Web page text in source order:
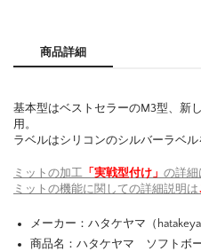
商品詳細
基本型はベストセラーのM3型、新
用。
ラベルはシリコンのシルバーラベル
ミットの加工 「実戦型付け」 の詳細
ミットの機能に関しての詳細説明は
メーカー：ハタケヤマ（
商品名：ハタケヤマ ソフトボ